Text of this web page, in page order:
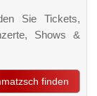
Sie Tickets,
Shows &
finden